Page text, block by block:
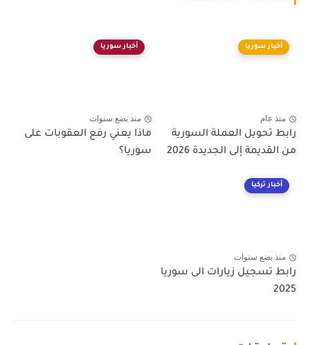
أخبار سوريا
منذ عام
رابط تحويل العملة السورية
من القديمة إلى الجديدة 2026
أخبار سوريا
منذ بضع سنوات
ماذا يعني رفع العقوبات على
سوريا؟
أخبار تركيا
منذ بضع سنوات
رابط تسجيل زيارات الى سوريا
2025